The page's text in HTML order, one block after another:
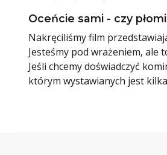
Oceńcie sami - czy
Nakręciliśmy film
Jesteśmy pod wrażeniem, ale
Jeśli chcemy doświadczyć
którym wystawianych jest